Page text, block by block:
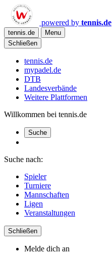
powered by tennis.de
tennis.de
Menu
Schließen
tennis.de
mypadel.de
DTB
Landesverbände
Weitere Plattformen
Willkommen bei tennis.de
Suche
Suche nach:
Spieler
Turniere
Mannschaften
Ligen
Veranstaltungen
Schließen
Melde dich an